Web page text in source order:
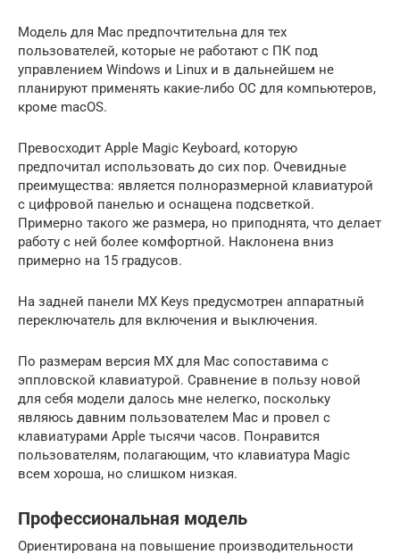
Модель для Mac предпочтительна для тех
пользователей, которые не работают с ПК под
управлением Windows и Linux и в дальнейшем не
планируют применять какие-либо ОС для компьютеров,
кроме macOS.
Превосходит Apple Magic Keyboard, которую
предпочитал использовать до сих пор. Очевидные
преимущества: является полноразмерной клавиатурой
с цифровой панелью и оснащена подсветкой.
Примерно такого же размера, но приподнята, что делает
работу с ней более комфортной. Наклонена вниз
примерно на 15 градусов.
На задней панели MX Keys предусмотрен аппаратный
переключатель для включения и выключения.
По размерам версия MX для Mac сопоставима с
эппловской клавиатурой. Сравнение в пользу новой
для себя модели далось мне нелегко, поскольку
являюсь давним пользователем Mac и провел с
клавиатурами Apple тысячи часов. Понравится
пользователям, полагающим, что клавиатура Magic
всем хороша, но слишком низкая.
Профессиональная модель
Ориентирована на повышение производительности